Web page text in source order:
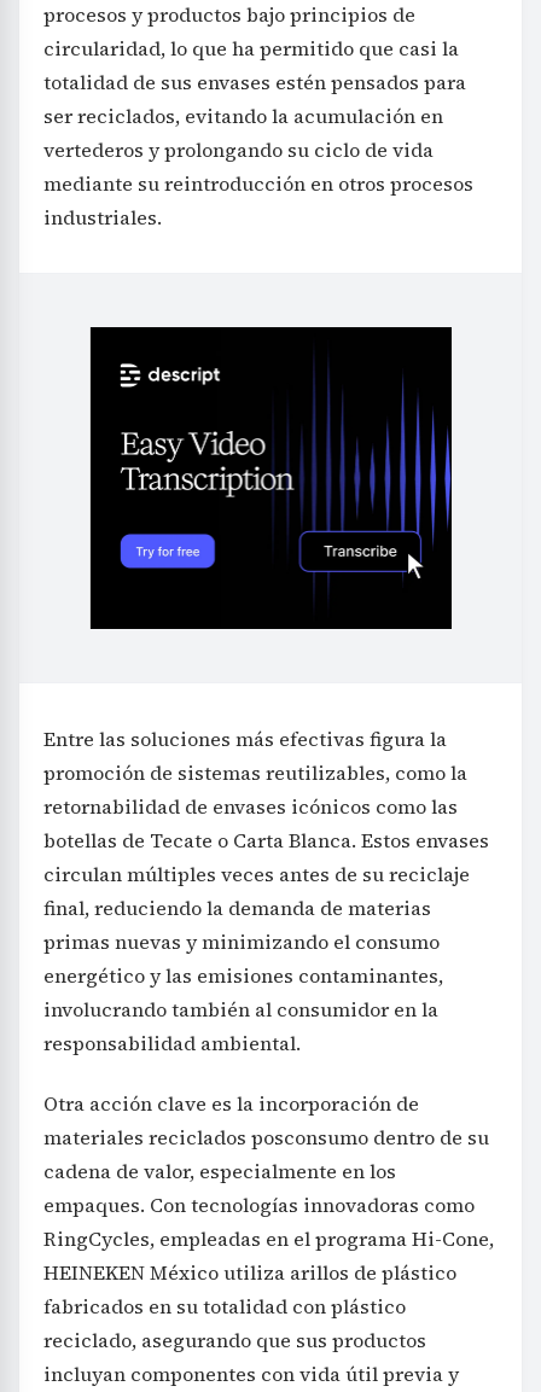
procesos y productos bajo principios de
circularidad, lo que ha permitido que casi la
totalidad de sus envases estén pensados para
ser reciclados, evitando la acumulación en
vertederos y prolongando su ciclo de vida
mediante su reintroducción en otros procesos
industriales.
Entre las soluciones más efectivas figura la
promoción de sistemas reutilizables, como la
retornabilidad de envases icónicos como las
botellas de Tecate o Carta Blanca. Estos envases
circulan múltiples veces antes de su reciclaje
final, reduciendo la demanda de materias
primas nuevas y minimizando el consumo
energético y las emisiones contaminantes,
involucrando también al consumidor en la
responsabilidad ambiental.
Otra acción clave es la incorporación de
materiales reciclados posconsumo dentro de su
cadena de valor, especialmente en los
empaques. Con tecnologías innovadoras como
RingCycles, empleadas en el programa Hi-Cone,
HEINEKEN México utiliza arillos de plástico
fabricados en su totalidad con plástico
reciclado, asegurando que sus productos
incluyan componentes con vida útil previa y